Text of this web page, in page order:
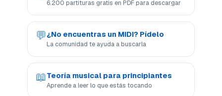
6.200 partituras gratis en PDF para descargar
💬¿No encuentras un MIDI? Pídelo
La comunidad te ayuda a buscarla
📖Teoría musical para principiantes
Aprende a leer lo que estás tocando